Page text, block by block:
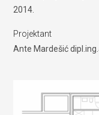
2014.
Projektant
Ante Mardešić